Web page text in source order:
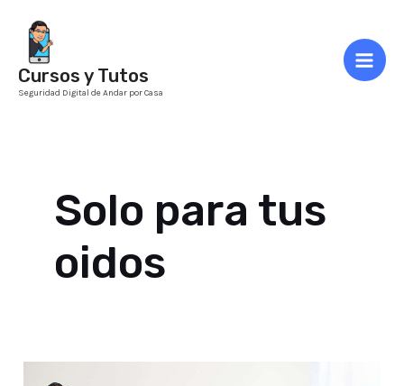
contenido
Cursos y Tutos
Seguridad Digital de Andar por Casa
Solo para tus
oidos